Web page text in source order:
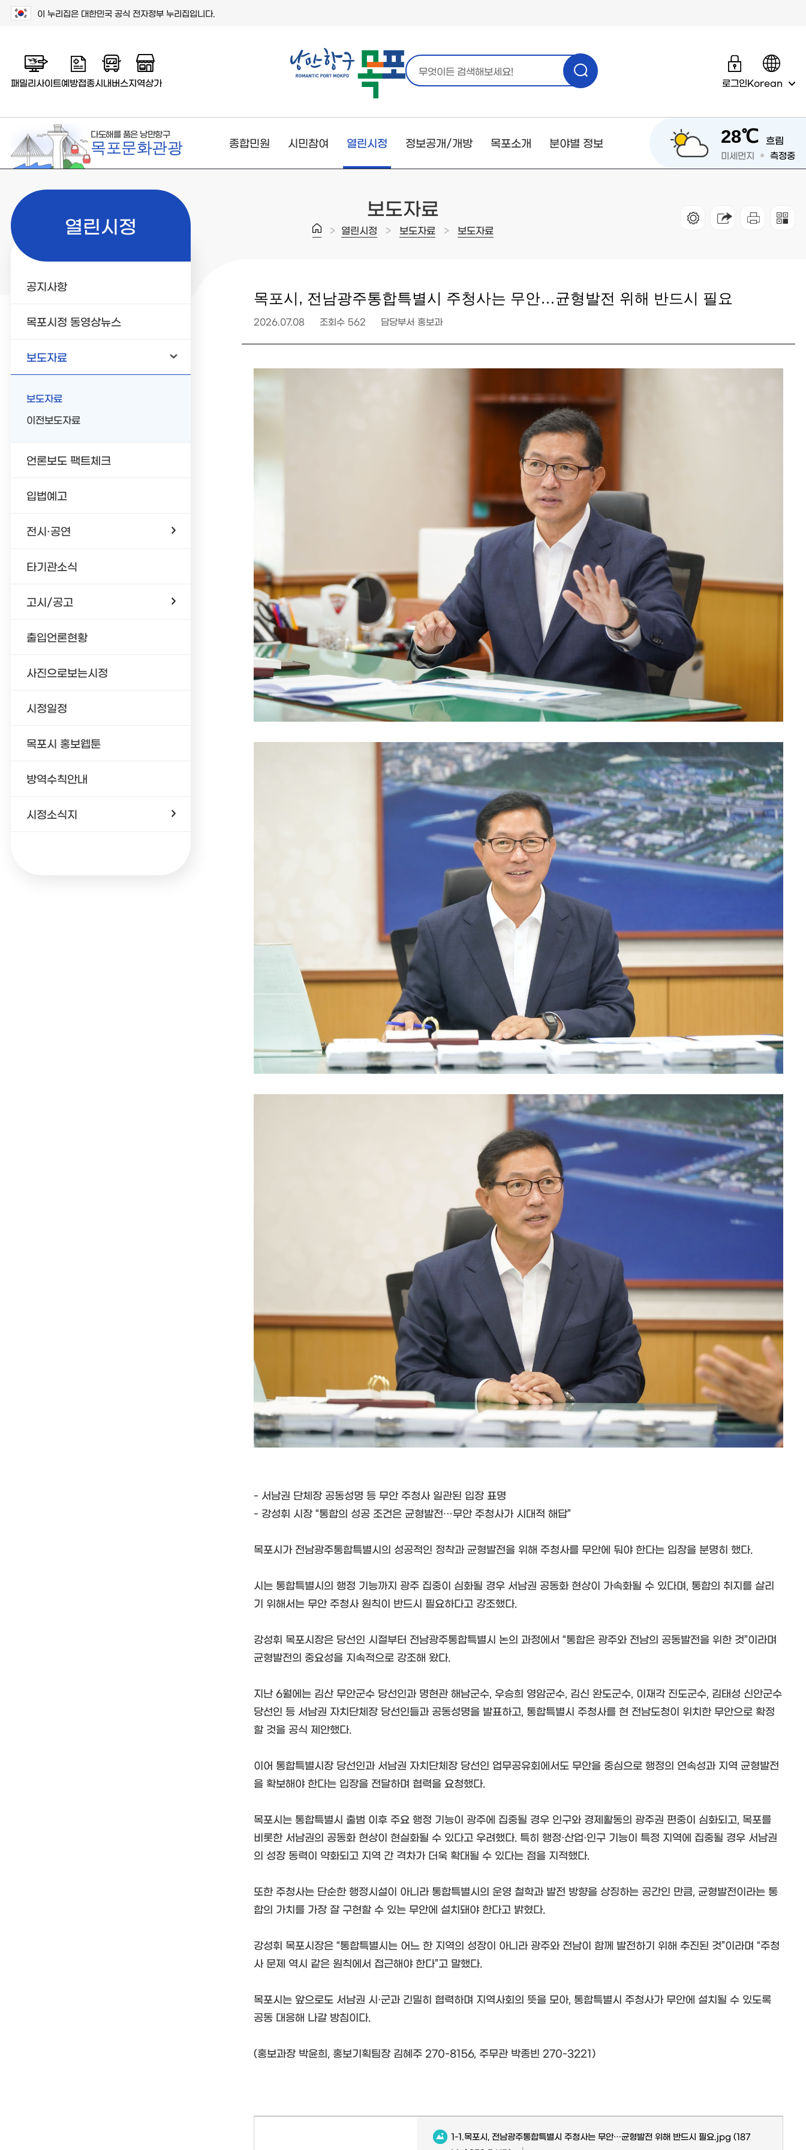
이 누리집은 대한민국 공식 전자정부 누리집입니다.
패밀리사이트예방접종시내버스지역상가 로그인Korean
다도해를 품은 낭만항구
목포문화관광 종합민원 시민참여 열린시정 정보공개/개방 목포소개 분야별 정보 28℃ 흐림
미세먼지 측정중
보도자료
> 열린시정 > 보도자료 > 보도자료
열린시정
공지사항
목포시정 동영상뉴스
보도자료
보도자료
이전보도자료
언론보도 팩트체크
입법예고
전시·공연
타기관소식
고시/공고
출입언론현황
사진으로보는시정
시정일정
목포시 홍보웹툰
방역수칙안내
시정소식지
목포시, 전남광주통합특별시 주청사는 무안…균형발전 위해 반드시 필요
2026.07.08 조회수 562 담당부서 홍보과
- 서남권 단체장 공동성명 등 무안 주청사 일관된 입장 표명
- 강성휘 시장 “통합의 성공 조건은 균형발전…무안 주청사가 시대적 해답”
목포시가 전남광주통합특별시의 성공적인 정착과 균형발전을 위해 주청사를 무안에 둬야 한다는 입장을 분명히 했다.
시는 통합특별시의 행정 기능까지 광주 집중이 심화될 경우 서남권 공동화 현상이 가속화될 수 있다며, 통합의 취지를 살리
기 위해서는 무안 주청사 원칙이 반드시 필요하다고 강조했다.
강성휘 목포시장은 당선인 시절부터 전남광주통합특별시 논의 과정에서 “통합은 광주와 전남의 공동발전을 위한 것”이라며
균형발전의 중요성을 지속적으로 강조해 왔다.
지난 6월에는 김산 무안군수 당선인과 명현관 해남군수, 우승희 영암군수, 김신 완도군수, 이재각 진도군수, 김태성 신안군수
당선인 등 서남권 자치단체장 당선인들과 공동성명을 발표하고, 통합특별시 주청사를 현 전남도청이 위치한 무안으로 확정
할 것을 공식 제안했다.
이어 통합특별시장 당선인과 서남권 자치단체장 당선인 업무공유회에서도 무안을 중심으로 행정의 연속성과 지역 균형발전
을 확보해야 한다는 입장을 전달하며 협력을 요청했다.
목포시는 통합특별시 출범 이후 주요 행정 기능이 광주에 집중될 경우 인구와 경제활동의 광주권 편중이 심화되고, 목포를
비롯한 서남권의 공동화 현상이 현실화될 수 있다고 우려했다. 특히 행정·산업·인구 기능이 특정 지역에 집중될 경우 서남권
의 성장 동력이 약화되고 지역 간 격차가 더욱 확대될 수 있다는 점을 지적했다.
또한 주청사는 단순한 행정시설이 아니라 통합특별시의 운영 철학과 발전 방향을 상징하는 공간인 만큼, 균형발전이라는 통
합의 가치를 가장 잘 구현할 수 있는 무안에 설치돼야 한다고 밝혔다.
강성휘 목포시장은 “통합특별시는 어느 한 지역의 성장이 아니라 광주와 전남이 함께 발전하기 위해 추진된 것”이라며 “주청
사 문제 역시 같은 원칙에서 접근해야 한다”고 말했다.
목포시는 앞으로도 서남권 시·군과 긴밀히 협력하며 지역사회의 뜻을 모아, 통합특별시 주청사가 무안에 설치될 수 있도록
공동 대응해 나갈 방침이다.
(홍보과장 박윤희, 홍보기획팀장 김혜주 270-8156, 주무관 박종빈 270-3221)
1-1.목포시, 전남광주통합특별시 주청사는 무안…균형발전 위해 반드시 필요.jpg (187